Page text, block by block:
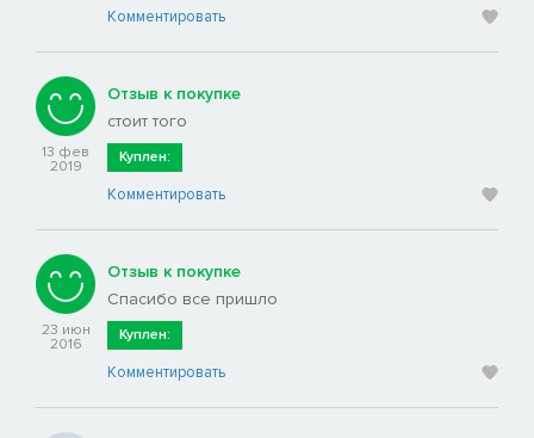
Комментировать
13 фев
2019
Отзыв к покупке
стоит того
Куплен:
Комментировать
23 июн
2016
Отзыв к покупке
Спасибо все пришло
Куплен:
Комментировать